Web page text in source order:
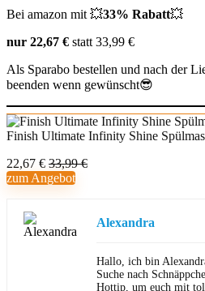
Bei amazon mit 💥33% Rabatt💥
nur 22,67 € statt 33,99 €
Als Sparabo bestellen und nach der
beenden wenn gewünscht😎
Finish Ultimate Infinity Shine
22,67 € 33,99 €
zum Angebot
Alexandra
Hallo, ich bin
Suche nach
Hottip, um euch mit